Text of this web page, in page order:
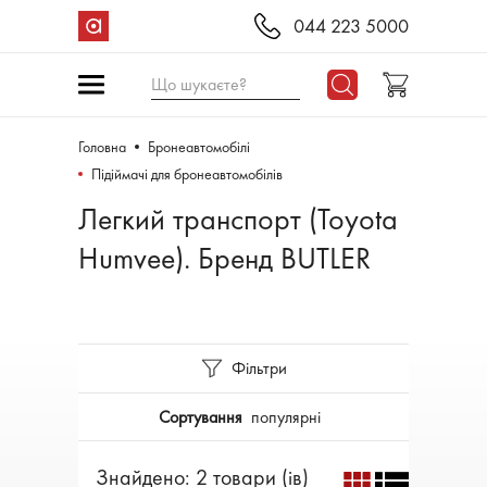
044 223 5000
Що шукаєте?
Головна
Бронеавтомобілі
Підіймачі для бронеавтомобілів
Легкий транспорт (Toyota
Humvee). Бренд BUTLER
Фільтри
Сортування популярні
Знайдено: 2 товари (ів)